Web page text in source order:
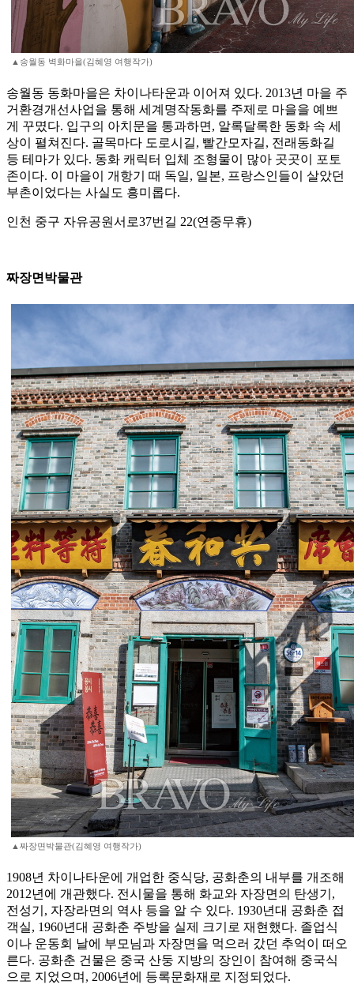
▲송월동 벽화마을(김혜영 여행작가)
송월동 동화마을은 차이나타운과 이어져 있다. 2013년 마을 주
거환경개선사업을 통해 세계명작동화를 주제로 마을을 예쁘
게 꾸몄다. 입구의 아치문을 통과하면, 알록달록한 동화 속 세
상이 펼쳐진다. 골목마다 도로시길, 빨간모자길, 전래동화길
등 테마가 있다. 동화 캐릭터 입체 조형물이 많아 곳곳이 포토
존이다. 이 마을이 개항기 때 독일, 일본, 프랑스인들이 살았던
부촌이었다는 사실도 흥미롭다.
인천 중구 자유공원서로37번길 22(연중무휴)
짜장면박물관
▲짜장면박물관(김혜영 여행작가)
1908년 차이나타운에 개업한 중식당, 공화춘의 내부를 개조해
2012년에 개관했다. 전시물을 통해 화교와 자장면의 탄생기,
전성기, 자장라면의 역사 등을 알 수 있다. 1930년대 공화춘 접
객실, 1960년대 공화춘 주방을 실제 크기로 재현했다. 졸업식
이나 운동회 날에 부모님과 자장면을 먹으러 갔던 추억이 떠오
른다. 공화춘 건물은 중국 산둥 지방의 장인이 참여해 중국식
으로 지었으며, 2006년에 등록문화재로 지정되었다.